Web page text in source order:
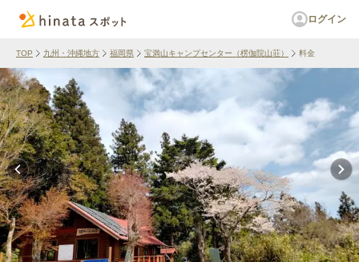
ログイン
TOP 九州・沖縄地方 福岡県 宝満山キャンプセンター（楞伽院山荘） 料金